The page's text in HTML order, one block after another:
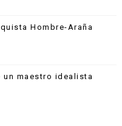
Hombre-Araña
un maestro idealista